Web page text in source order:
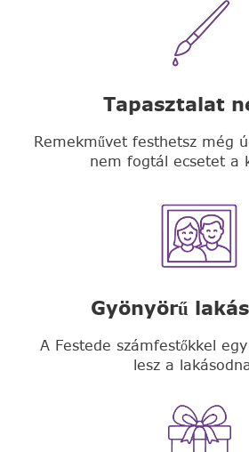
Tapasztalat
Remekművet festhetsz még
nem fogtál ecsetet a
Gyönyörű
A Festede számfestőkkel
lesz a